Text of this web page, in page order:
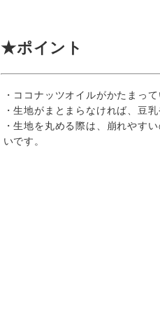
★ポイント
・ココナッツオイルがかたまっ
・生地がまとまらなければ、豆
・生地を丸める際は、崩れやす
いです。